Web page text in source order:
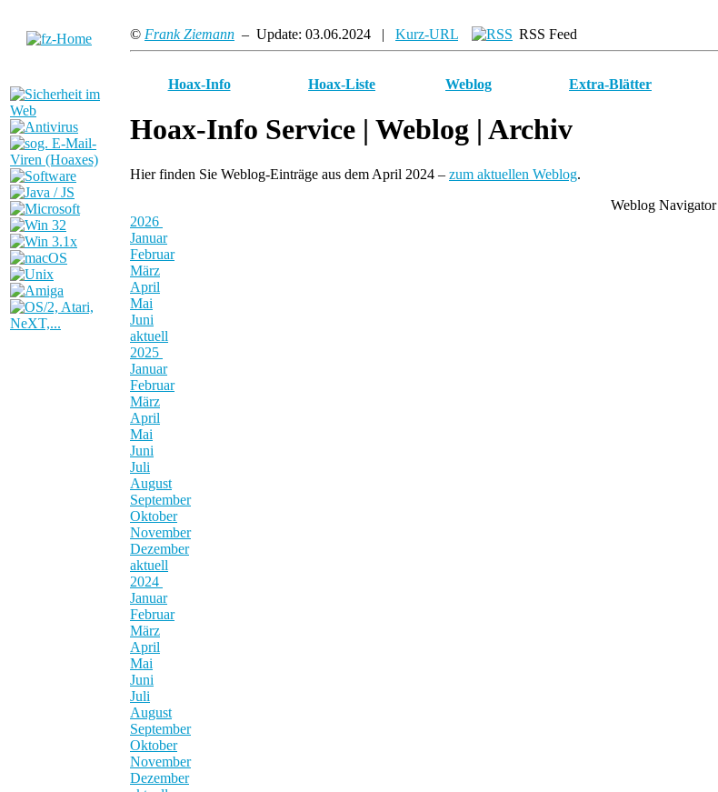
© Frank Ziemann – Update: 03.06.2024 | Kurz-URL RSS Feed
Hoax-Info Hoax-Liste Weblog Extra-Blätter
Hoax-Info Service | Weblog | Archiv
Hier finden Sie Weblog-Einträge aus dem April 2024 – zum aktuellen Weblog.
Weblog Navigator
2026
Januar
Februar
März
April
Mai
Juni
aktuell
2025
Januar
Februar
März
April
Mai
Juni
Juli
August
September
Oktober
November
Dezember
aktuell
2024
Januar
Februar
März
April
Mai
Juni
Juli
August
September
Oktober
November
Dezember